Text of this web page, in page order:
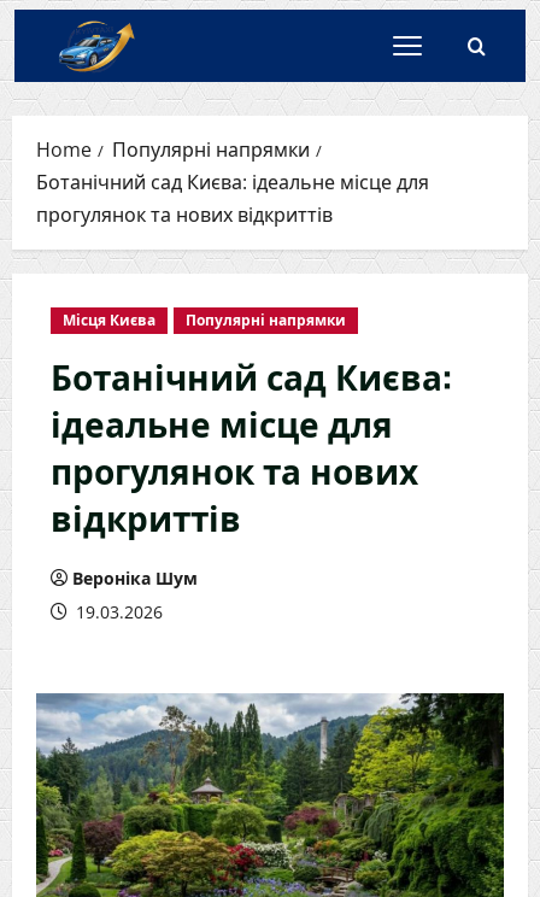
Skip
to
content
Home
Популярні напрямки
Ботанічний сад Києва: ідеальне місце для
прогулянок та нових відкриттів
Місця Києва Популярні напрямки
Ботанічний сад Києва:
ідеальне місце для
прогулянок та нових
відкриттів
Вероніка Шум
19.03.2026